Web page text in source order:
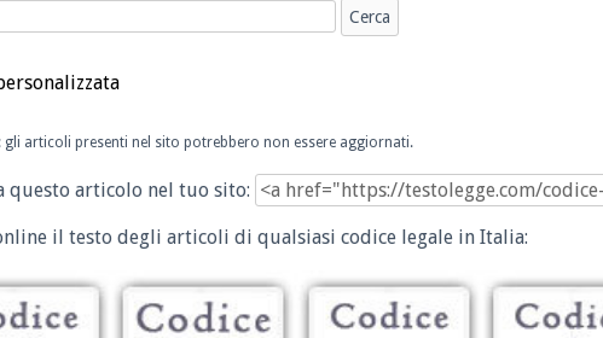
: gli articoli presenti nel sito potrebbero non essere aggiornati.
questo articolo nel tuo sito:
il testo degli articoli di qualsiasi codice legale in Italia: